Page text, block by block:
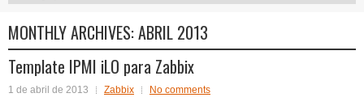
MONTHLY ARCHIVES:ABRIL 2013
Template IPMI iLO para Zabbix
1 de abril de 2013 Zabbix No comments